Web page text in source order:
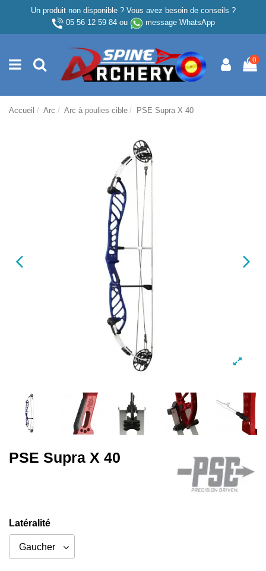
Un produit non disponible ? Vous avez besoin de conseils ?
05 56 12 59 84ou message WhatsApp
0
Accueil Arc Arc à poulies cible PSE Supra X 40
PSE Supra X 40
Latéralité